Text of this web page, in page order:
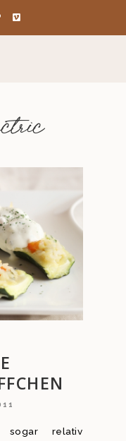
relativ